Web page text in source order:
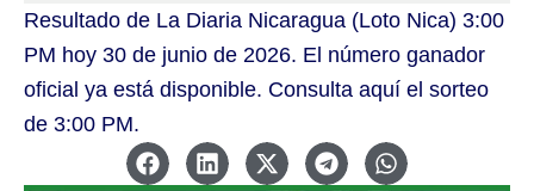
Resultado de La Diaria Nicaragua (Loto Nica) 3:00
PM hoy 30 de junio de 2026. El número ganador
oficial ya está disponible. Consulta aquí el sorteo
de 3:00 PM.